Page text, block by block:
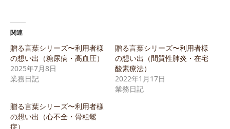
関連
贈る言葉シリーズ〜利用者様
の想い出（糖尿病・高血圧）
2025年7月8日
業務日記
贈る言葉シリーズ〜利用者様
の想い出（間質性肺炎・在宅
酸素療法）
2022年1月17日
業務日記
贈る言葉シリーズ〜利用者様
の想い出（心不全・骨粗鬆
症）